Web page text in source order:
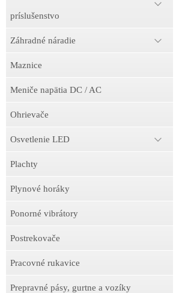
príslušenstvo
Záhradné náradie
Maznice
Meniče napätia DC / AC
Ohrievače
Osvetlenie LED
Plachty
Plynové horáky
Ponorné vibrátory
Postrekovače
Pracovné rukavice
Prepravné pásy, gurtne a vozíky